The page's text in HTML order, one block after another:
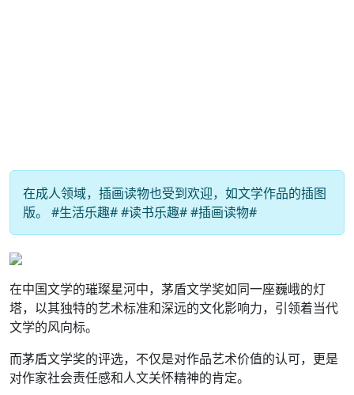
在成人领域，插画读物也受到欢迎，如文学作品的插图
版。 #生活乐趣# #读书乐趣# #插画读物#
在中国文学的璀璨星河中，茅盾文学奖如同一座巍峨的灯
塔，以其独特的艺术标准和深远的文化影响力，引领着当代
文学的风向标。
而茅盾文学奖的评选，不仅是对作品艺术价值的认可，更是
对作家社会责任感和人文关怀精神的肯定。